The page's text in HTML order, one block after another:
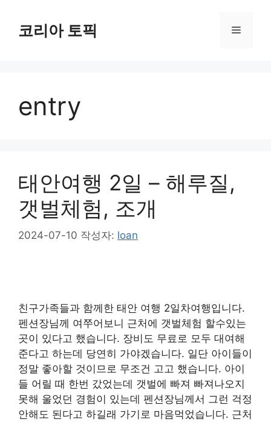
코리아 토픽 메
entry
태안여행 2일 – 해루질,
갯벌체험, 조개
2024-07-10 작성자: loan
친구가족들과 함께한 태안 여행 2일차여행입니다.
펜션장님께 여쭈어보니 근처에 갯벌체험 할수있는
곳이 있다고 했습니다. 장비도 무료로 모두 대여해
준다고 하는데 당연히 가야겠습니다. 일단 아이들이
정말 좋아할 것이므로 무조건 고고 했습니다. 아이
들 어릴 때 한번 갔었는데 갯벌에 빠져 빠져나오지
못해 울었던 경험이 있는데 펜션장님께서 그런 걱정
안해도 된다고 하길래 가기로 마음먹었습니다. 근처